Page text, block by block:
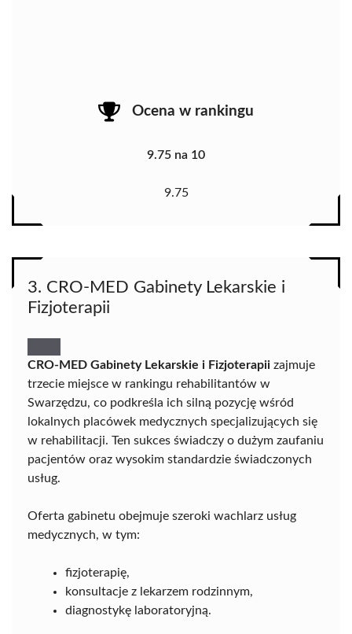
Ocena w rankingu
9.75 na 10
9.75
3. CRO-MED Gabinety Lekarskie i
Fizjoterapii
CRO-MED Gabinety Lekarskie i Fizjoterapii zajmuje
trzecie miejsce w rankingu rehabilitantów w
Swarzędzu, co podkreśla ich silną pozycję wśród
lokalnych placówek medycznych specjalizujących się
w rehabilitacji. Ten sukces świadczy o dużym zaufaniu
pacjentów oraz wysokim standardzie świadczonych
usług.
Oferta gabinetu obejmuje szeroki wachlarz usług
medycznych, w tym:
fizjoterapię,
konsultacje z lekarzem rodzinnym,
diagnostykę laboratoryjną.